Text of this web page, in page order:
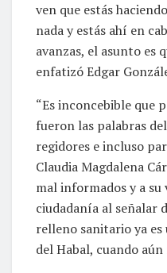
ven que estás
nada y estás ahí en
avanzas, el asunto es
enfatizó Edgar
“Es inconcebible que
fueron las palabras
regidores e incluso
Claudia Magdalena
mal informados y a
ciudadanía al señalar
relleno sanitario ya
del Habal, cuando